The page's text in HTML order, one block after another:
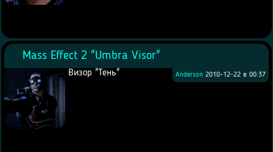
Mass Effect 2 "Umbra Visor"
Anderson 2010-12-22 в 00:37
Визор "Тень"